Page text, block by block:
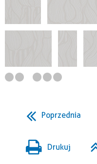
Poprzednia
Drukuj